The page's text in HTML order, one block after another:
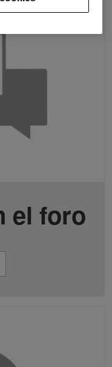
el foro